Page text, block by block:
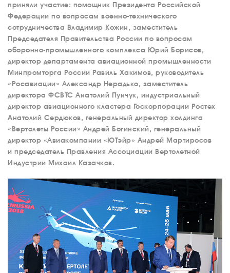
приняли участие: помощник Президента Российской
Федерации по вопросам военно-технического
сотрудничества Владимир Кожин, заместитель
Председателя Правительства России по вопросам
оборонно-промышленного комплекса Юрий Борисов,
директор департамента авиационной промышленности
Минпромторга России Равиль Хакимов, руководитель
«Росавиации» Александр Нерадько, заместитель
директора ФСВТС Анатолий Пунчук, индустриальный
директор авиационного кластера Госкорпорации Ростех
Анатолий Сердюков, генеральный директор холдинга
«Вертолеты России» Андрей Богинский, генеральный
директор «Авиакомпании «ЮТэйр» Андрей Мартиросов
и председатель Правления Ассоциации Вертолетной
Индустрии Михаил Казачков.